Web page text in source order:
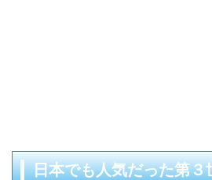
日本でも人気だった第３